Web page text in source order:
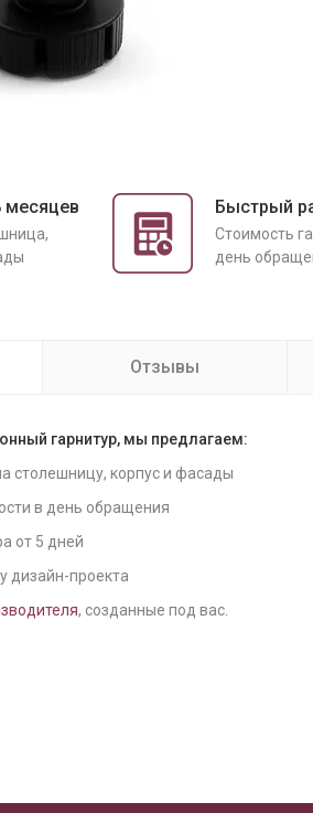
месяцев Быстрый
Cтоимость
день
Отзывы
гарнитур, мы предлагаем:
столешницу, корпус и фасады
в день обращения
от 5 дней
дизайн-проекта
, созданные под вас.